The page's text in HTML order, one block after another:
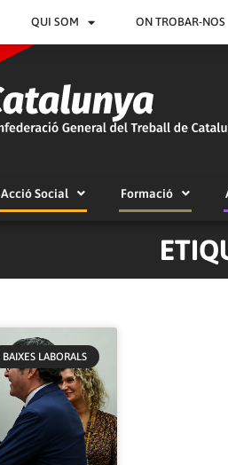
QUI SOM ON TROBAR-NOS
Acció Social Formació
BAIXES LABORALS